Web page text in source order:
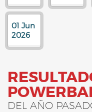
01 Jun
2026
DEL AÑO